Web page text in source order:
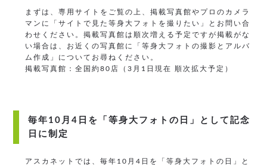
まずは、専用サイトをご覧の上、掲載写真館やプロのカメラ
マンに「サイトで見た等身大フォトを撮りたい」とお問い合
わせください。掲載写真館は順次増える予定ですが掲載がな
い場合は、お近くの写真館に「等身大フォトの撮影とアルバ
ム作成」についてお尋ねください。
掲載写真館：全国約80店（3月1日現在 順次拡大予定）
毎年10月4日を「等身大フォトの日」として記念
日に制定
アスカネットでは、毎年10月4日を「等身大フォトの日」と